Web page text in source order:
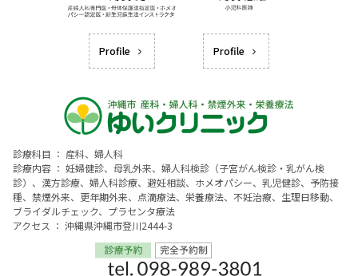
Profile Profile
診療科目 ： 産科、婦人科
診療内容 ： 妊婦健診、母乳外来、婦人科検診（子宮がん検診・乳がん検
診）、漢方診療、婦人科診療、避妊相談、ホメオパシー、乳児健診、予防接
種、禁煙外来、更年期外来、点滴療法、栄養療法、不妊治療、生理日移動、
ブライダルチェック、プラセンタ療法
アクセス ： 沖縄県沖縄市登川2444-3